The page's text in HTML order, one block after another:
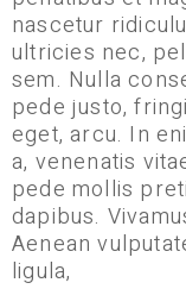
nascetur
ultricies nec,
sem. Nulla
pede justo,
eget, arcu. In
a, venenatis
pede mollis
dapibus.
Aenean
ligula,